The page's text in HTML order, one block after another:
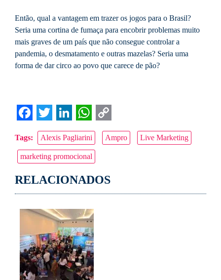
Então, qual a vantagem em trazer os jogos para o Brasil?
Seria uma cortina de fumaça para encobrir problemas muito
mais graves de um país que não consegue controlar a
pandemia, o desmatamento e outras mazelas? Seria uma
forma de dar circo ao povo que carece de pão?
Facebook
Twitter
LinkedIn
WhatsApp
Copy
Link
Tags: Alexis Pagliarini Ampro Live Marketing
marketing promocional
RELACIONADOS